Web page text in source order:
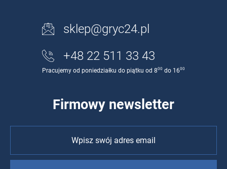
sklep@gryc24.pl
+48 22 511 33 43
Pracujemy od poniedziałku do piątku od 800 do 1600
Firmowy newsletter